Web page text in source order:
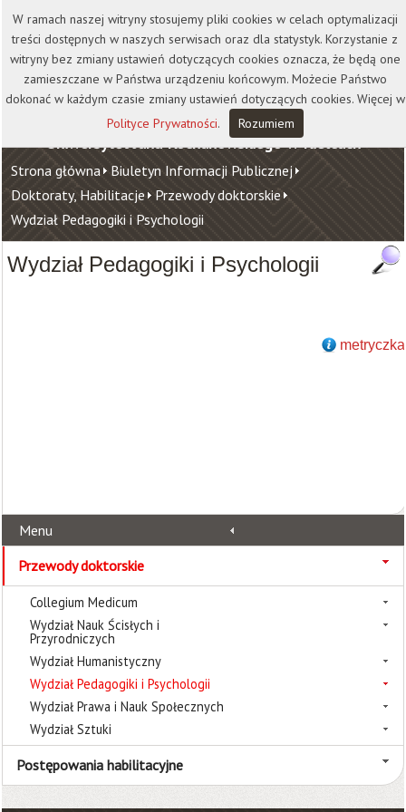
Kontakt Biblioteka
Wydawnictwo
Wirtualna Uczelnia
Uniwersytet Jana Kochanowskiego w Kielcach
Strona główna Biuletyn Informacji Publicznej
Doktoraty, Habilitacje
Przewody doktorskie
Wydział Pedagogiki i Psychologii
Wydział Pedagogiki i Psychologii
metryczka
Menu
Przewody doktorskie
Collegium Medicum
Wydział Nauk Ścisłych i
Przyrodniczych
Wydział Humanistyczny
Wydział Pedagogiki i Psychologii
Wydział Prawa i Nauk Społecznych
Wydział Sztuki
Postępowania habilitacyjne
W ramach naszej witryny stosujemy pliki cookies w celach optymalizacji
treści dostępnych w naszych serwisach oraz dla statystyk. Korzystanie z
witryny bez zmiany ustawień dotyczących cookies oznacza, że będą one
zamieszczane w Państwa urządzeniu końcowym. Możecie Państwo
dokonać w każdym czasie zmiany ustawień dotyczących cookies. Więcej w
Polityce Prywatności. Rozumiem